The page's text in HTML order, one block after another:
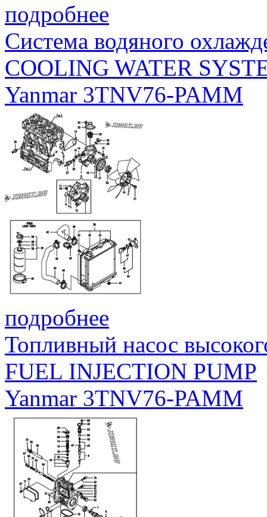
подробнее
Система водяного
COOLING WATER
Yanmar 3TNV76-PAMM
подробнее
Топливный насос
FUEL INJECTION PUMP
Yanmar 3TNV76-PAMM